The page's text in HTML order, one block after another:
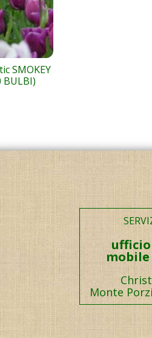
SMOKEY
BULBI)
ufficio
mobile
Monte